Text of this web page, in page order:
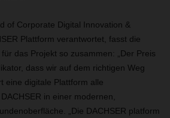
of Corporate Digital Innovation &
Plattform verantwortet, fasst die
das Projekt so zusammen: „Der Preis
dass wir auf dem richtigen Weg
eine digitale Plattform alle
in einer modernen,
„Die DACHSER platform